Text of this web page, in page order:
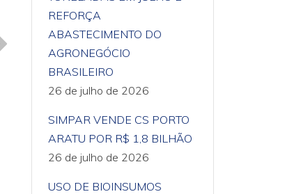
REFORÇA
ABASTECIMENTO DO
AGRONEGÓCIO
BRASILEIRO
26 de julho de 2026
SIMPAR VENDE CS PORTO
ARATU POR R$ 1,8 BILHÃO
26 de julho de 2026
USO DE BIOINSUMOS